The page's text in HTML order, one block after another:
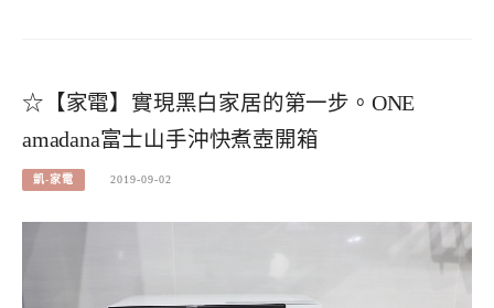
☆【家電】實現黑白家居的第一步。ONE
amadana富士山手沖快煮壺開箱
凱-家電 2019-09-02